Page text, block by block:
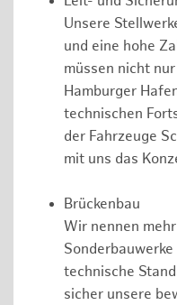
Unsere
und eine hohe
müssen nicht
Hamburger
technischen
der Fahrzeuge
mit uns das
Brückenbau
Wir nennen
technische
sicher unsere